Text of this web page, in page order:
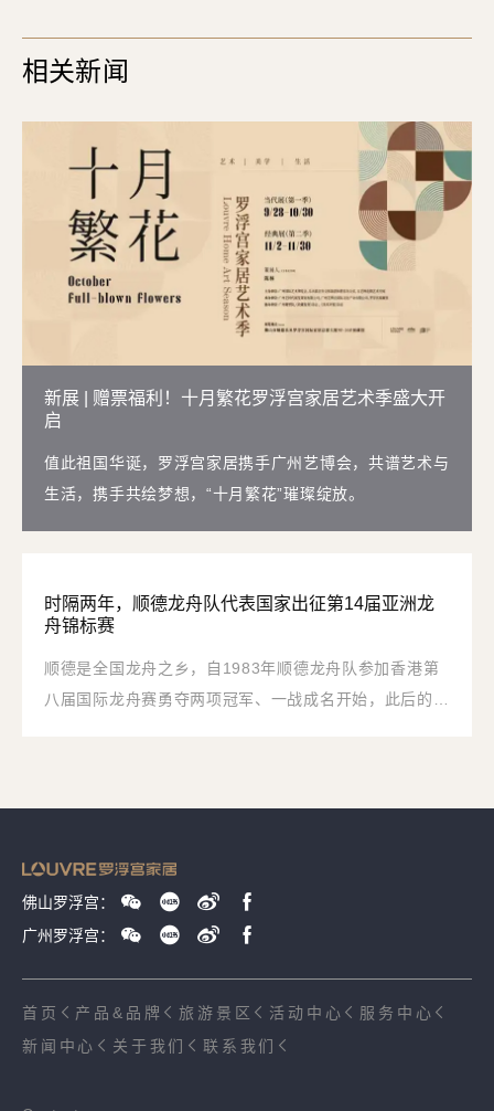
相关新闻
新展 | 赠票福利！十月繁花罗浮宫家居艺术季盛大开
启
值此祖国华诞，罗浮宫家居携手广州艺博会，共谱艺术与
生活，携手共绘梦想，“十月繁花”璀璨绽放。
时隔两年，顺德龙舟队代表国家出征第14届亚洲龙
舟锦标赛
顺德是全国龙舟之乡，自1983年顺德龙舟队参加香港第
八届国际龙舟赛勇夺两项冠军、一战成名开始，此后的近
佛山罗浮宫：
广州罗浮宫：
首页 产品&品牌 旅游景区 活动中心
服务中心
新闻中心
关于我们 联系我们